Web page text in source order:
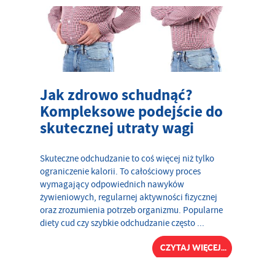
Jak zdrowo schudnąć?
Kompleksowe podejście do
skutecznej utraty wagi
Skuteczne odchudzanie to coś więcej niż tylko
ograniczenie kalorii. To całościowy proces
wymagający odpowiednich nawyków
żywieniowych, regularnej aktywności fizycznej
oraz zrozumienia potrzeb organizmu. Popularne
diety cud czy szybkie odchudzanie często ...
CZYTAJ WIĘCEJ...